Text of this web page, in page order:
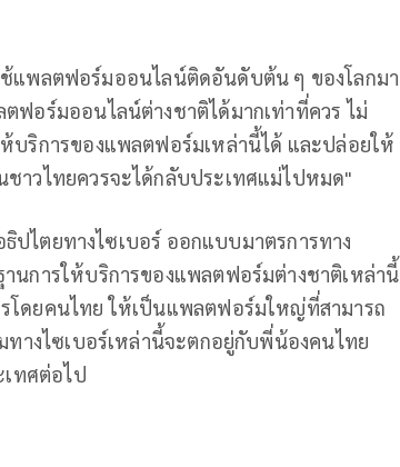
ช้แพลตฟอร์มออนไลน์ติดอันดับต้น ๆ ของโลกมา
ฟอร์มออนไลน์ต่างชาติได้มากเท่าที่ควร ไม่
บริการของแพลตฟอร์มเหล่านี้ได้ และปล่อยให้
าวไทยควรจะได้กลับประเทศแม่ไปหมด"
ปไตยทางไซเบอร์ ออกแบบมาตรการทาง
การให้บริการของแพลตฟอร์มต่างชาติเหล่านี้
โดยคนไทย ให้เป็นแพลตฟอร์มใหญ่ที่สามารถ
างไซเบอร์เหล่านี้จะตกอยู่กับพี่น้องคนไทย
เทศต่อไป